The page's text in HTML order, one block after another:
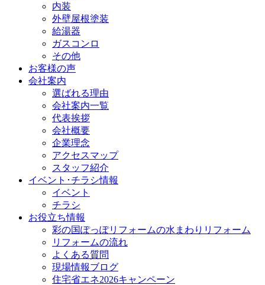
内装
外壁屋根塗装
給湯器
ガスコンロ
その他
お客様の声
会社案内
選ばれる理由
会社案内一覧
代表挨拶
会社概要
企業理念
アクセスマップ
スタッフ紹介
イベント･チラシ情報
イベント
チラシ
お役立ち情報
彩の国ぽっぽリフォームの水まわりリフォーム
リフォームの流れ
よくある質問
現場情報ブログ
住宅省エネ2026キャンペーン